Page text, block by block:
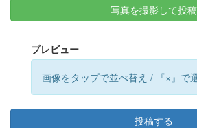
写真を撮影して投稿
プレビュー
画像をタップで並べ替え / 『×』で
投稿する